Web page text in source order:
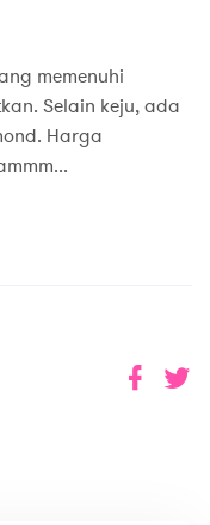
memenuhi
Selain keju, ada
Harga